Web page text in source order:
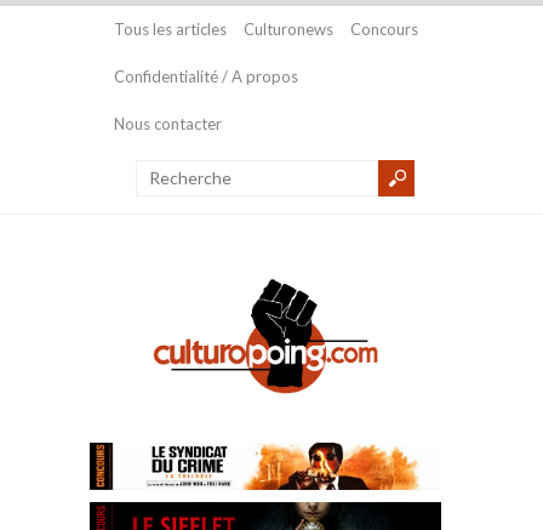
Tous les articles Culturonews Concours
Confidentialité / A propos
Nous contacter